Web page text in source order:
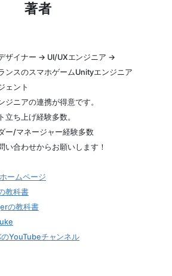
著者
ザイナー → UI/UXエンジニア →
ンスのスマホゲームUnityエンジニア
ェント
ジニアの連携が得意です。
立ち上げ経験多数。
ー/マネージャー経験多数
い合わせからお願いします！
ームページ
教科書
の教科書
YouTubeチャンネル